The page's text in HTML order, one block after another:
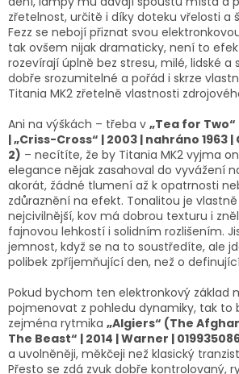
zřetelnost, určitě i díky doteku vřelosti a
Fezz se nebojí přiznat svou
tak ovšem nijak dramaticky, není to
rozevírají úplně bez stresu, milé, lidské a
dobře srozumitelné a pořád i skrze
Titania MK2 zřetelně vlastnosti
Ani na výškách – třeba v „Tea for
| „Criss-Cross“ | 2003 | nahráno 1963 |
2) – necítíte, že by Titania MK2 vyjma
elegance nějak zasahoval do vyvážení
akorát, žádné tlumení až k opatrnosti
zdůraznění na efekt. Tonalitou je
nejcivilnější, kov má dobrou texturu i
fajnovou lehkostí i solidním rozlišením.
jemnost, když se na to soustředíte, ale
polibek zpříjemňující den, než o
Pokud bychom ten elektronkový základ
pojmenovat z pohledu dynamiky, tak to
zejména rytmika „Algiers“ (The
The Beast“ | 2014 | Warner |
a uvolněněji, měkčeji než klasický
Přesto se zdá zvuk dobře kontrolovaný,